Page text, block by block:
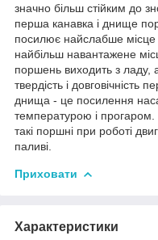
значно більш стійким до
перша канавка і днище
посилює найслабше
найбільш навантажене
поршень виходить з ладу,
твердість і довговічність
днища - це посилення
температурою і
такі поршні при роботі
паливі.
Приховати
Характеристики